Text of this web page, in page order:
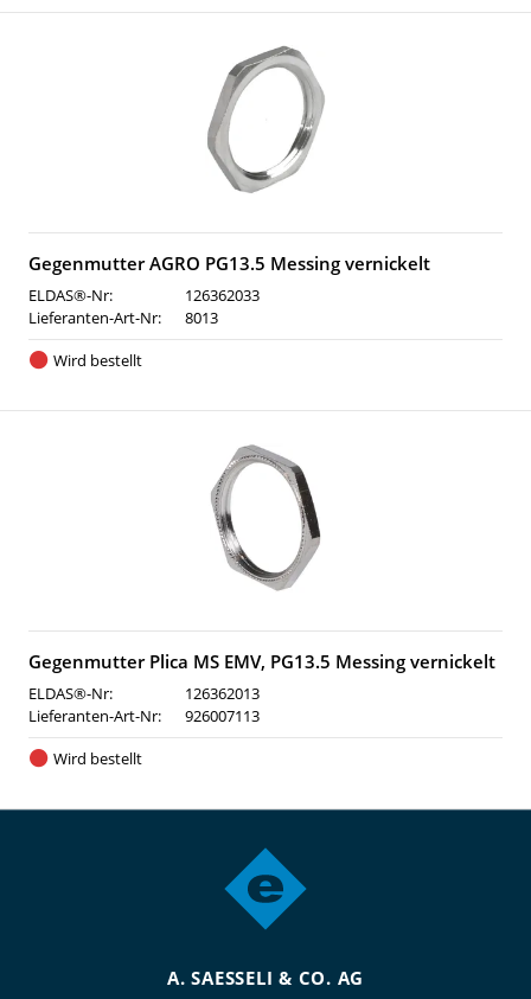
Gegenmutter AGRO PG13.5 Messing vernickelt
ELDAS®-Nr:
126362033
Lieferanten-Art-Nr:
8013
Wird bestellt
Gegenmutter Plica MS EMV, PG13.5 Messing vernickelt
ELDAS®-Nr:
126362013
Lieferanten-Art-Nr:
926007113
Wird bestellt
A. SAESSELI & CO. AG